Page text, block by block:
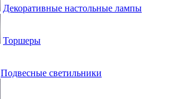
Декоративные настольные лампы
Торшеры
Подвесные светильники